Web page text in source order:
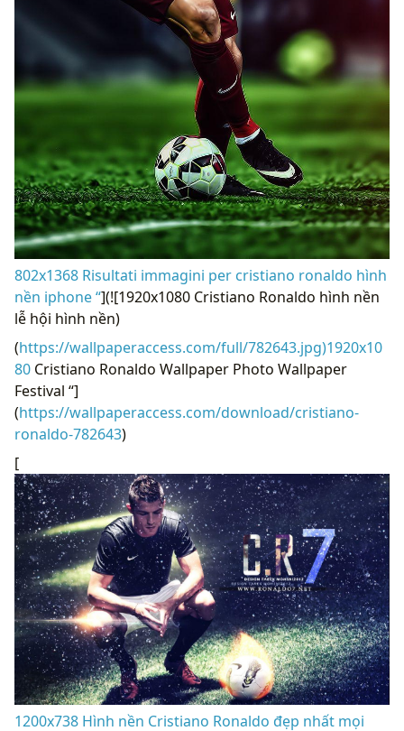
802x1368 Risultati immagini per cristiano ronaldo hình
nền iphone “](![1920x1080 Cristiano Ronaldo hình nền
lễ hội hình nền)
(https://wallpaperaccess.com/full/782643.jpg)1920x10
80 Cristiano Ronaldo Wallpaper Photo Wallpaper
Festival “]
(https://wallpaperaccess.com/download/cristiano-
ronaldo-782643)
[
1200x738 Hình nền Cristiano Ronaldo đẹp nhất mọi